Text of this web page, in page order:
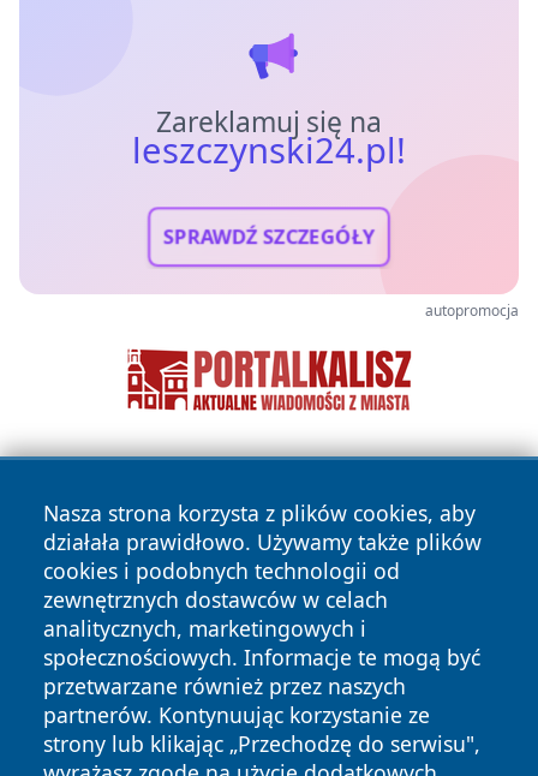
Zareklamuj się na
leszczynski24.pl!
SPRAWDŹ SZCZEGÓŁY
autopromocja
Nasza strona korzysta z plików cookies, aby
działała prawidłowo. Używamy także plików
cookies i podobnych technologii od
zewnętrznych dostawców w celach
analitycznych, marketingowych i
społecznościowych. Informacje te mogą być
przetwarzane również przez naszych
partnerów. Kontynuując korzystanie ze
strony lub klikając „Przechodzę do serwisu",
Copyright © 2026 leszczynski24.pl Wszystkie prawa
zastrzeżone.
News Autorzy
Polityka
Prywatności
Polityka
Cookies